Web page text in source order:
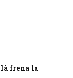
frena la